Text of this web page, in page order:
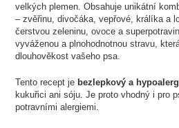
velkých plemen. Obsahuje unikátní
– zvěřinu, divočáka, vepřové, králíka a
čerstvou zeleninu, ovoce a
vyváženou a plnohodnotnou stravu,
dlouhověkost vašeho psa.
Tento recept je bezlepkový a
kukuřici ani sóju. Je proto vhodný i pro
potravními alergiemi.